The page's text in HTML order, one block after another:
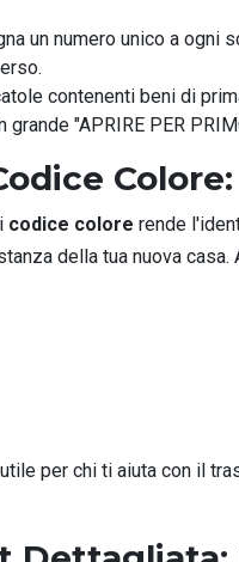
un numero unico a ogni
contenenti beni di
"APRIRE PER
codice colore rende
della tua nuova casa.
per chi ti aiuta con il